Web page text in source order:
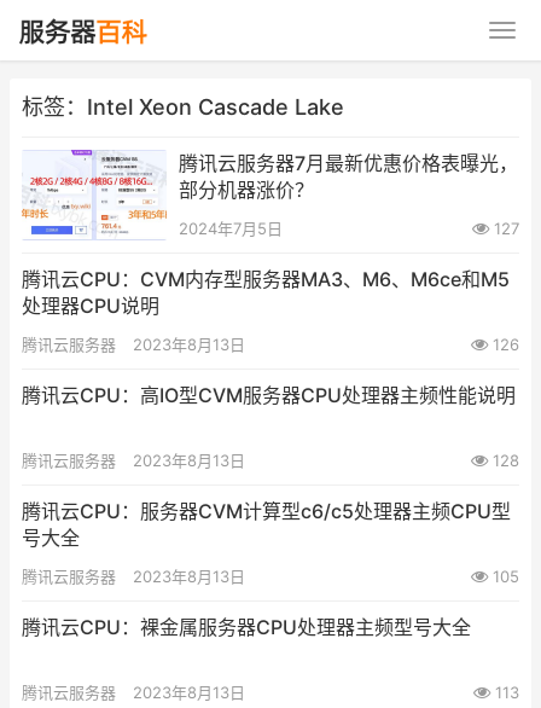
标签：Intel Xeon Cascade Lake
腾讯云服务器7月最新优惠价格表曝光，
部分机器涨价？
2024年7月5日 127
腾讯云CPU：CVM内存型服务器MA3、M6、M6ce和M5
处理器CPU说明
腾讯云服务器 2023年8月13日 126
腾讯云CPU：高IO型CVM服务器CPU处理器主频性能说明
腾讯云服务器 2023年8月13日 128
腾讯云CPU：服务器CVM计算型c6/c5处理器主频CPU型
号大全
腾讯云服务器 2023年8月13日 105
腾讯云CPU：裸金属服务器CPU处理器主频型号大全
腾讯云服务器 2023年8月13日 113